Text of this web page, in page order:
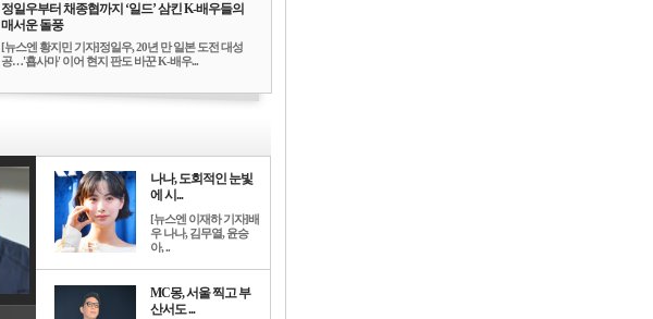
정일우부터 채종협까지 ‘일드’ 삼킨 K-배우들의
매서운 돌풍
[뉴스엔 황지민 기자]정일우, 20년 만 일본 도전 대성
공…'횹사마' 이어 현지 판도 바꾼 K-배우...
나나, 도회적인 눈빛
에 시...
[뉴스엔 이재하 기자]배
우 나나, 김무열, 윤승
아, ..
MC몽, 서울 찍고 부
산서도 ...